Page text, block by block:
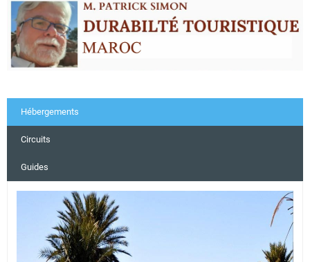
Hébergements
Circuits
Guides